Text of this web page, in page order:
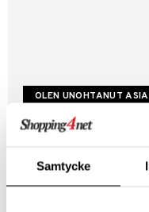
Samtycke
Luo uusi asiakas
Hyviä tarjouksia